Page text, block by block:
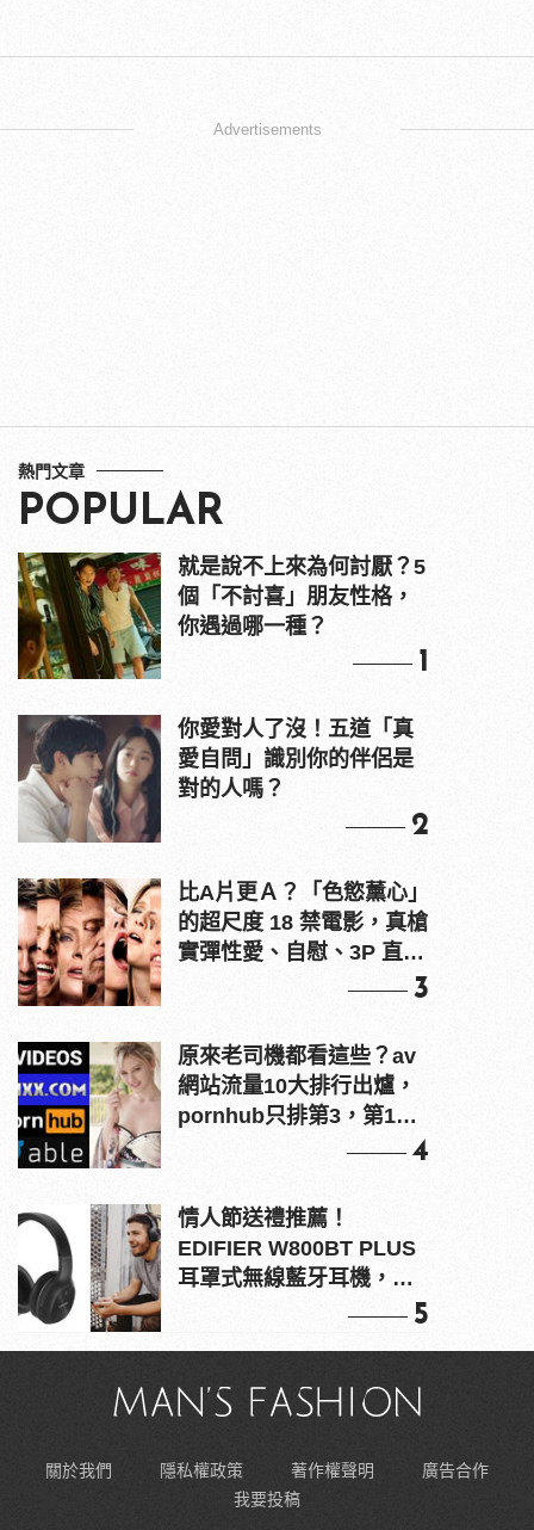
Advertisements
熱門文章
POPULAR
就是說不上來為何討厭？5
個「不討喜」朋友性格，
你遇過哪一種？
1
你愛對人了沒！五道「真
愛自問」識別你的伴侶是
對的人嗎？
2
比A片更Ａ？「色慾薰心」
的超尺度 18 禁電影，真槍
實彈性愛、自慰、3P 直接
3
原來老司機都看這些？av
網站流量10大排行出爐，
pornhub只排第3，第1名
4
情人節送禮推薦！
EDIFIER W800BT PLUS
耳罩式無線藍牙耳機，在
5
關於我們 隱私權政策 著作權聲明
廣告合作
我要投稿